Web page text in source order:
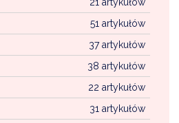
21 artykułów
51 artykułów
37 artykułów
38 artykułów
22 artykułów
31 artykułów